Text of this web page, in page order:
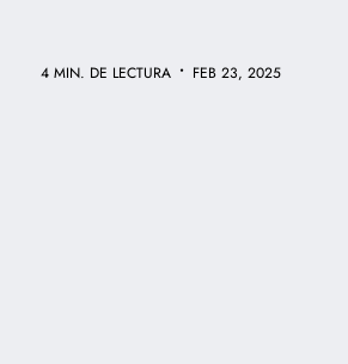
4 MIN. DE LECTURA • FEB 23, 2025